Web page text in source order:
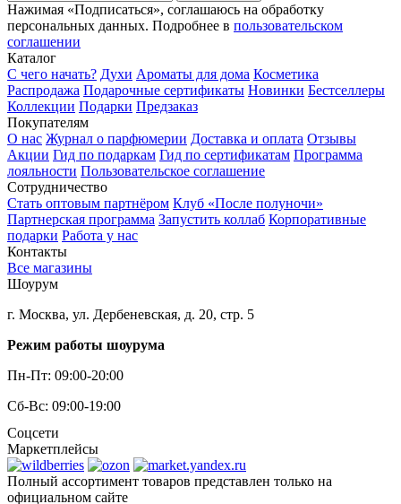
Нажимая «Подписаться», соглашаюсь на обработку
персональных данных. Подробнее в пользовательском
соглашении
Каталог
С чего начать? Духи Ароматы для дома Косметика
Распродажа Подарочные сертификаты Новинки Бестселлеры
Коллекции Подарки Предзаказ
Покупателям
О нас Журнал о парфюмерии Доставка и оплата Отзывы
Акции Гид по подаркам Гид по сертификатам Программа
лояльности Пользовательское соглашение
Сотрудничество
Стать оптовым партнёром Клуб «После полуночи»
Партнерская программа Запустить коллаб Корпоративные
подарки Работа у нас
Контакты
Все магазины
Шоурум
г. Москва, ул. Дербеневская, д. 20, стр. 5
Режим работы шоурума
Пн-Пт: 09:00-20:00
Сб-Вс: 09:00-19:00
Соцсети
Маркетплейсы
Полный ассортимент товаров представлен только на
официальном сайте